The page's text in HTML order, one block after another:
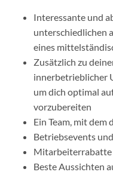
Interessante und
unterschiedlichen
eines
Zusätzlich zu
innerbetrieblicher
um dich optimal
vorzubereiten
Ein Team, mit dem
Betriebsevents
Mitarbeiterrabatte
Beste Aussichten